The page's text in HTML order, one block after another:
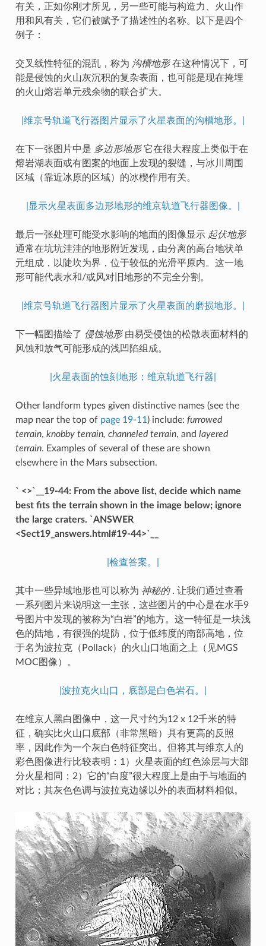
有关，正如你刚才所见，另一些可能与构造力、火山作
用和风有关，它们被赋予了描述性的名称。以下是四个
例子：
交叉线性特征的混乱，称为 沟槽地形在这种情况下，可
能是侵蚀的火山灰沉积的复杂表面，也可能是现在掩埋
的火山熔岩单元残余物的联合扩大。
|维京号轨道飞行器图片显示了火星表面的沟槽地形。|
在下一张图片中是 多边形地形它在很大程度上类似于在
熔岩湖表面或有图案的地面上发现的裂缝，与冰川周围
区域（靠近冰原的区域）的冰楔作用有关。
|显示火星表面多边形地形的维京轨道飞行器图像。|
最后一张处理可能受水影响的地面的图像显示 起伏地形
通常在坑坑洼洼的地形附近发现，由分离的高台地状单
元组成，以陡坎为界，位于较低的光滑平原内。这一地
形可能代表水和/或风对旧地形的不完全分割。
|维京号轨道飞行器图片显示了火星表面的磨损地形。|
下一幅图描绘了 侵蚀地形由易受侵蚀的松散表面材料的
风蚀和放气可能形成的浅凹陷组成。
|火星表面的蚀刻地形；维京轨道飞行器|
Other landform types given distinctive names (see the
map near the top of page 19-11 ) include: furrowed
terrain, knobby terrain, channeled terrain, and layered
terrain. Examples of several of these are shown
elsewhere in the Mars subsection.
` <>`__19-44: From the above list, decide which name
best fits the terrain shown in the image below; ignore
the large craters. `ANSWER
<Sect19_answers.html#19-44>`__
|检查答案。|
其中一些异域地形也可以称为 神秘的. 让我们通过查看
一系列图片来说明这一主张，这些图片的中心是在水手9
号图片中发现的被称为“白岩”的地方。这一特征是一块浅
色的陆地，有很强的堤防，位于低纬度的南部高地，位
于名为波拉克（Pollack）的火山口地面之上（见MGS
MOC图像）。
|波拉克火山口，底部是白色岩石。|
在维京人黑白图像中，这一尺寸约为12 x 12千米的特
征，确实比火山口底部（非常黑暗）具有更高的反照
率，因此作为一个灰白色特征突出。但将其与维京人的
彩色图像进行比较表明：1）火星表面的红色涂层与大部
分火星相同；2）它的“白度”很大程度上是由于与地面的
对比；其灰色色调与波拉克边缘以外的表面材料相似。